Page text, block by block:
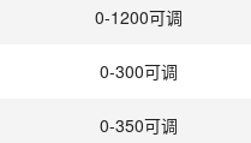
0-1200可调
0-300可调
0-350可调